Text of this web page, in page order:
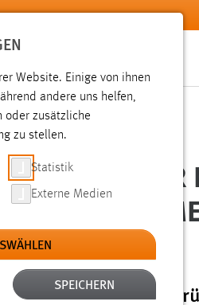
Amberg-Weiden
gehörte zu den
Website. Einige von ihnen
andere uns helfen,
oder zusätzliche
zu stellen.
Statistik
Externe Medien
SPEICHERN